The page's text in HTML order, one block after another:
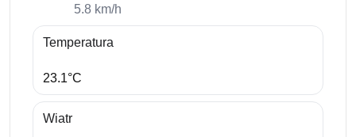
5.8 km/h
Temperatura
23.1°C
Wiatr